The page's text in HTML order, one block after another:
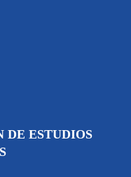
DE ESTUDIOS